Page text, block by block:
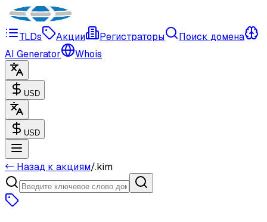
TLDs Акции Регистраторы
Поиск домена
AI Generator
Whois
USD
USD
← Назад к акциям/.kim